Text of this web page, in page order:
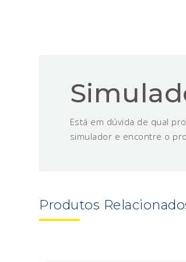
Está em dúvida de qual
simulador e encontre o
Produtos